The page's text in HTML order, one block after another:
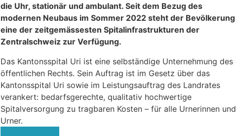
die Uhr, stationär und ambulant. Seit dem Bezug des
modernen Neubaus im Sommer 2022 steht der Bevölkerung
eine der zeitgemässesten Spitalinfrastrukturen der
Zentralschweiz zur Verfügung.
Das Kantonsspital Uri ist eine selbständige Unternehmung des
öffentlichen Rechts. Sein Auftrag ist im Gesetz über das
Kantonsspital Uri sowie im Leistungsauftrag des Landrates
verankert: bedarfsgerechte, qualitativ hochwertige
Spitalversorgung zu tragbaren Kosten – für alle Urnerinnen und
Urner.